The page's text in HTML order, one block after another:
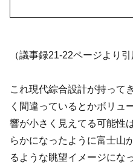
（議事録21-22ページより引
これ現代綜合設計が持って
く間違っているとかボリュ
響が小さく見えてる可能性
らかになったように富士山
るような眺望イメージにな